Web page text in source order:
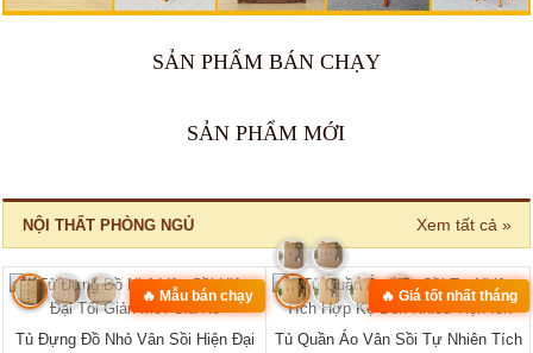
SẢN PHẨM BÁN CHẠY
SẢN PHẨM MỚI
NỘI THẤT PHÒNG NGỦ Xem tất cả »
🔥 Mẫu bán chạy
MÃ: 2168
Tủ Đựng Đồ Nhỏ Vân Sồi Hiện Đại
🔥 Giá tốt nhất tháng
MÃ: 2137
Tủ Quần Áo Vân Sồi Tự Nhiên Tích